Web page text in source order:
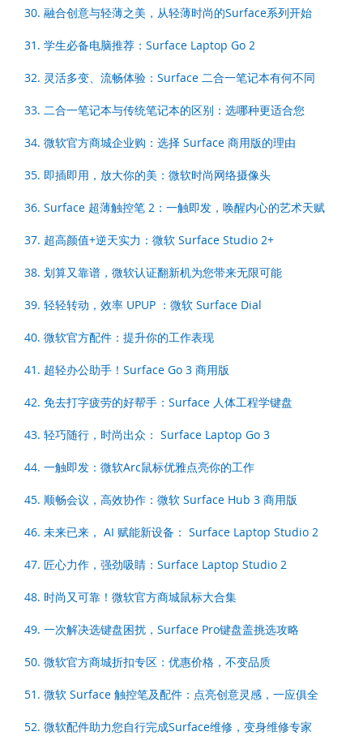
30. 融合创意与轻薄之美，从轻薄时尚的Surface系列开始
31. 学生必备电脑推荐：Surface Laptop Go 2
32. 灵活多变、流畅体验：Surface 二合一笔记本有何不同
33. 二合一笔记本与传统笔记本的区别：选哪种更适合您
34. 微软官方商城企业购：选择 Surface 商用版的理由
35. 即插即用，放大你的美：微软时尚网络摄像头
36. Surface 超薄触控笔 2：一触即发，唤醒内心的艺术天赋
37. 超高颜值+逆天实力：微软 Surface Studio 2+
38. 划算又靠谱，微软认证翻新机为您带来无限可能
39. 轻轻转动，效率 UPUP ：微软 Surface Dial
40. 微软官方配件：提升你的工作表现
41. 超轻办公助手！Surface Go 3 商用版
42. 免去打字疲劳的好帮手：Surface 人体工程学键盘
43. 轻巧随行，时尚出众： Surface Laptop Go 3
44. 一触即发：微软Arc鼠标优雅点亮你的工作
45. 顺畅会议，高效协作：微软 Surface Hub 3 商用版
46. 未来已来， AI 赋能新设备： Surface Laptop Studio 2
47. 匠心力作，强劲吸睛：Surface Laptop Studio 2
48. 时尚又可靠！微软官方商城鼠标大合集
49. 一次解决选键盘困扰，Surface Pro键盘盖挑选攻略
50. 微软官方商城折扣专区：优惠价格，不变品质
51. 微软 Surface 触控笔及配件：点亮创意灵感，一应俱全
52. 微软配件助力您自行完成Surface维修，变身维修专家